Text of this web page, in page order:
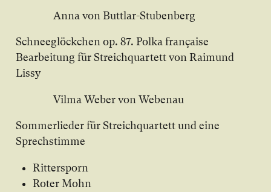
Anna von Buttlar-Stubenberg
Schneeglöckchen op. 87. Polka française
Bearbeitung für Streichquartett von Raimund
Lissy
Vilma Weber von Webenau
Sommerlieder für Streichquartett und eine
Sprechstimme
Rittersporn
Roter Mohn